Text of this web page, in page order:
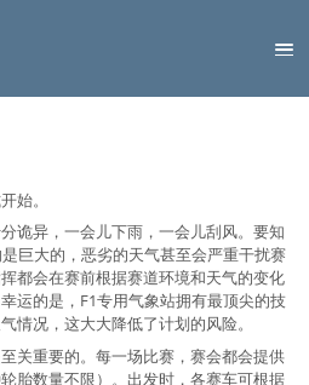
始。
诡异，一会儿下雨，一会儿刮风。要知
巨大的，恶劣的天气甚至会严重干扰赛
都会在赛前根据赛道环境和天气的变化
运的是，F1专用气象站拥有最顶尖的技
情况，这大大降低了计划的风险。
关重要的。每一场比赛，赛会都会提供
胎数量不限）。出发时，各赛车可根据